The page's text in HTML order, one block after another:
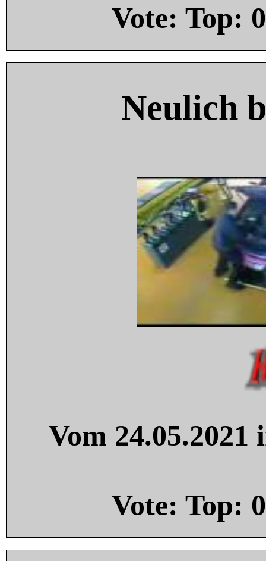
Vote: Top: 0
Neulich
Vom
Vote: Top: 0